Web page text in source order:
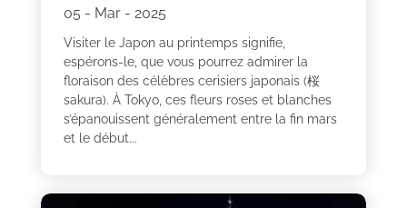
05 - Mar - 2025
Visiter le Japon au printemps signifie,
espérons-le, que vous pourrez admirer la
floraison des célèbres cerisiers japonais (桜
sakura). À Tokyo, ces fleurs roses et blanches
s’épanouissent généralement entre la fin mars
et le début...